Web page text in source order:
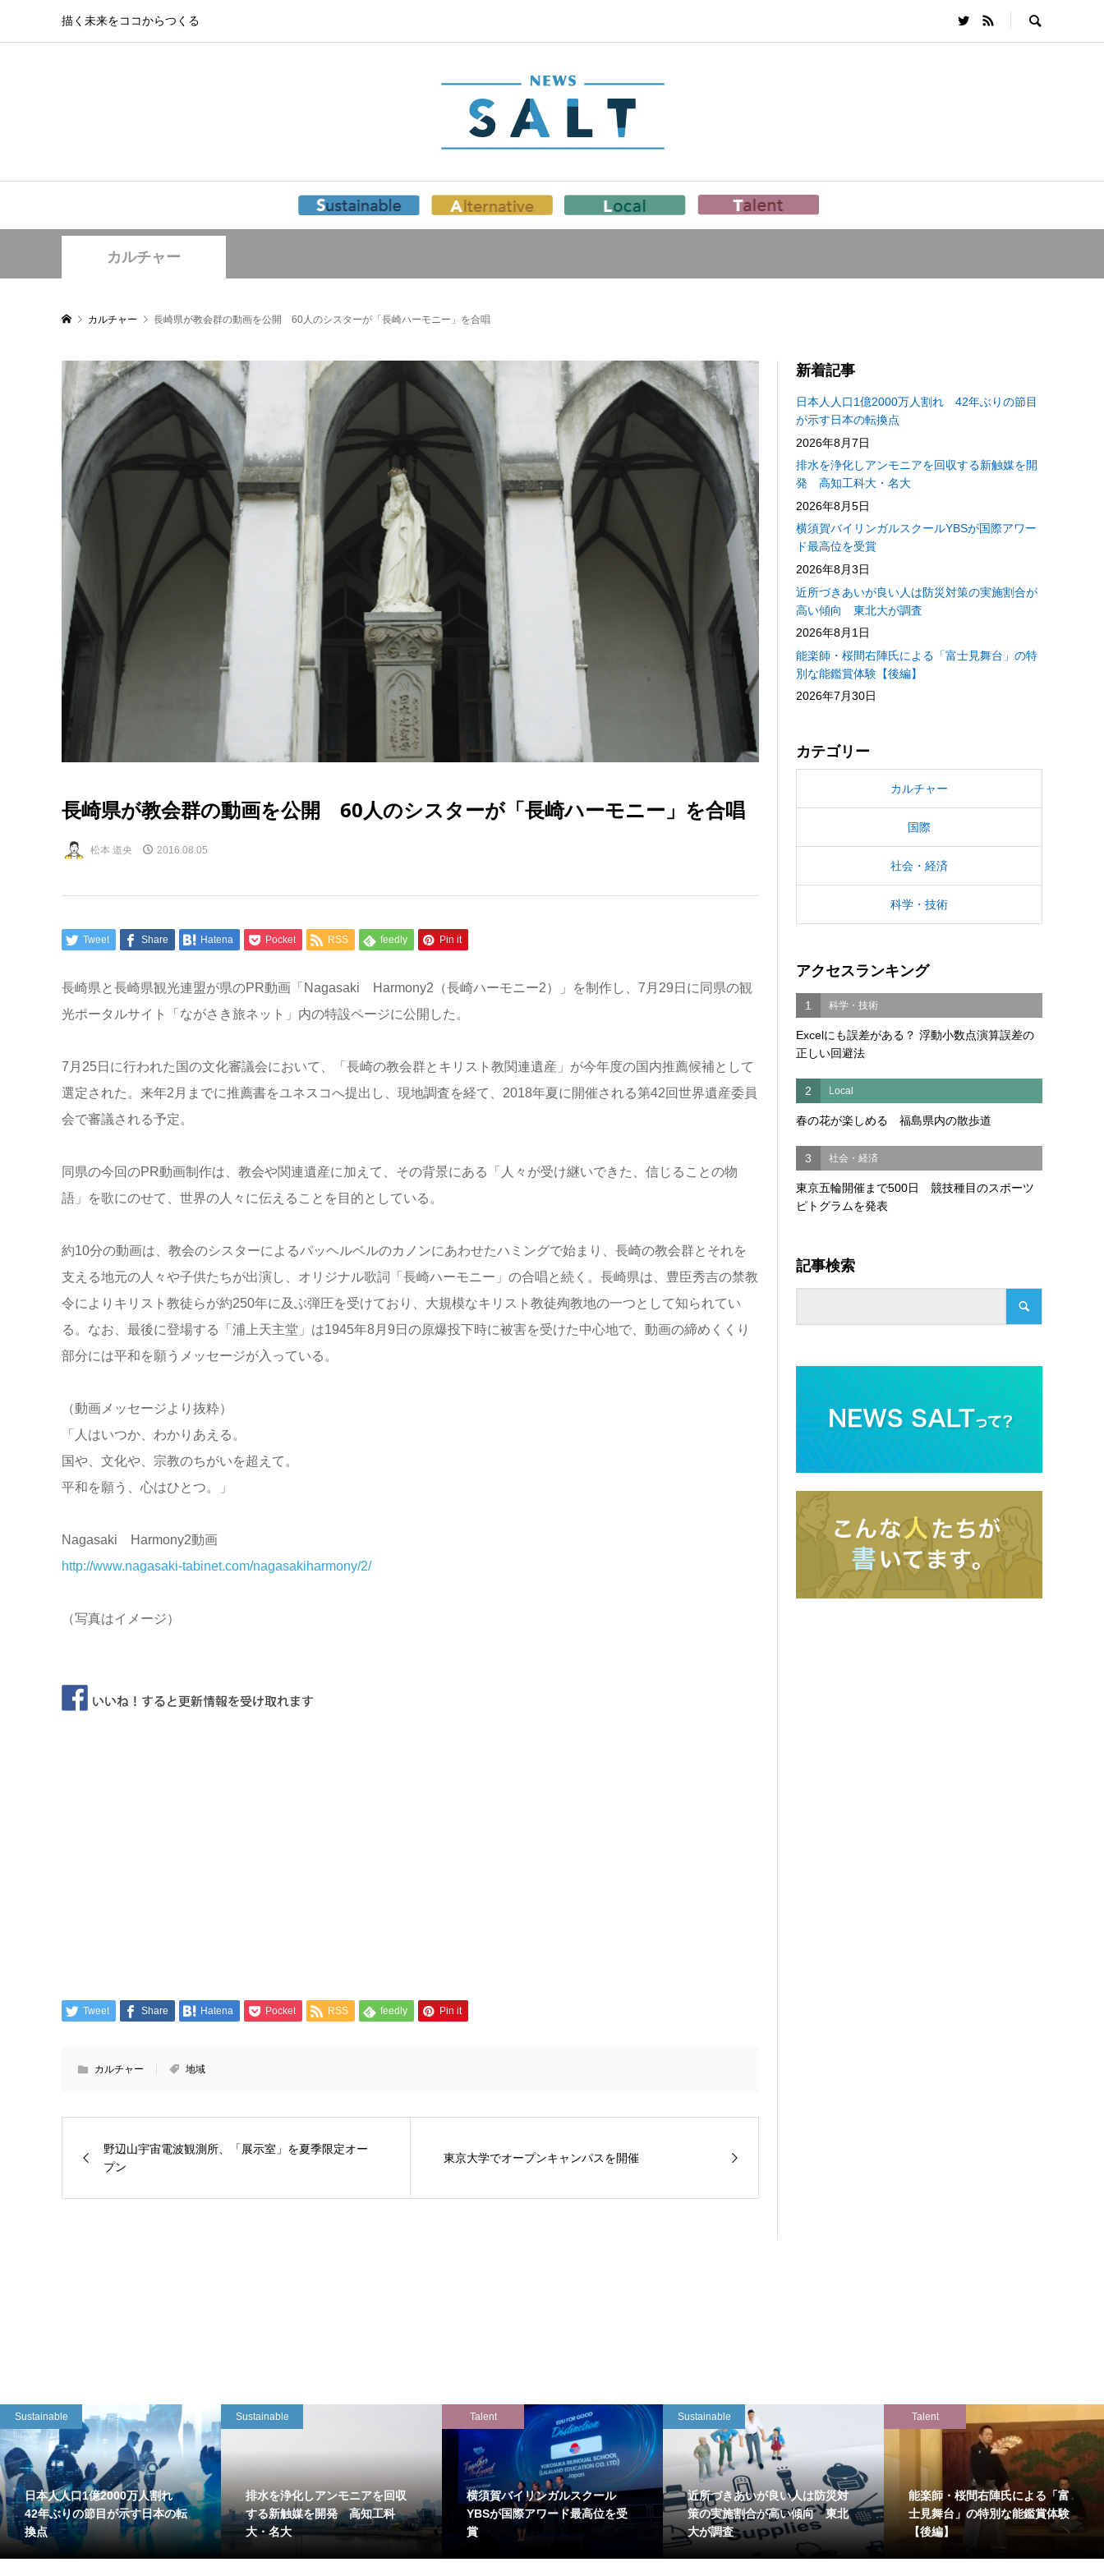
描く未来をココからつくる
カルチャー
カルチャー 長崎県が教会群の動画を公開 60人のシスターが「長崎ハーモニー」を合唱
長崎県が教会群の動画を公開 60人のシスターが「長崎ハーモニー」を合唱
松本 道央 2016.08.05
Tweet Share Hatena Pocket RSS feedly Pin it
長崎県と長崎県観光連盟が県のPR動画「Nagasaki Harmony2（長崎ハーモニー2）」を制作し、7月29日に同県の観
光ポータルサイト「ながさき旅ネット」内の特設ページに公開した。
7月25日に行われた国の文化審議会において、「長崎の教会群とキリスト教関連遺産」が今年度の国内推薦候補として
選定された。来年2月までに推薦書をユネスコへ提出し、現地調査を経て、2018年夏に開催される第42回世界遺産委員
会で審議される予定。
同県の今回のPR動画制作は、教会や関連遺産に加えて、その背景にある「人々が受け継いできた、信じることの物
語」を歌にのせて、世界の人々に伝えることを目的としている。
約10分の動画は、教会のシスターによるパッヘルベルのカノンにあわせたハミングで始まり、長崎の教会群とそれを
支える地元の人々や子供たちが出演し、オリジナル歌詞「長崎ハーモニー」の合唱と続く。長崎県は、豊臣秀吉の禁教
令によりキリスト教徒らが約250年に及ぶ弾圧を受けており、大規模なキリスト教徒殉教地の一つとして知られてい
る。なお、最後に登場する「浦上天主堂」は1945年8月9日の原爆投下時に被害を受けた中心地で、動画の締めくくり
部分には平和を願うメッセージが入っている。
（動画メッセージより抜粋）
「人はいつか、わかりあえる。
国や、文化や、宗教のちがいを超えて。
平和を願う、心はひとつ。」
Nagasaki Harmony2動画
http://www.nagasaki-tabinet.com/nagasakiharmony/2/
（写真はイメージ）
Tweet Share Hatena Pocket RSS feedly Pin it
カルチャー 地域
野辺山宇宙電波観測所、「展示室」を夏季限定オー
プン
東京大学でオープンキャンパスを開催
新着記事
日本人人口1億2000万人割れ 42年ぶりの節目
が示す日本の転換点
2026年8月7日
排水を浄化しアンモニアを回収する新触媒を開
発 高知工科大・名大
2026年8月5日
横須賀バイリンガルスクールYBSが国際アワー
ド最高位を受賞
2026年8月3日
近所づきあいが良い人は防災対策の実施割合が
高い傾向 東北大が調査
2026年8月1日
能楽師・桜間右陣氏による「富士見舞台」の特
別な能鑑賞体験【後編】
2026年7月30日
カテゴリー
カルチャー
国際
社会・経済
科学・技術
アクセスランキング
1 科学・技術
Excelにも誤差がある？ 浮動小数点演算誤差の
正しい回避法
2 Local
春の花が楽しめる 福島県内の散歩道
3 社会・経済
東京五輪開催まで500日 競技種目のスポーツ
ピトグラムを発表
記事検索
Sustainable
日本人人口1億2000万人割れ
42年ぶりの節目が示す日本の転
換点
Sustainable
排水を浄化しアンモニアを回収
する新触媒を開発 高知工科
大・名大
Talent
横須賀バイリンガルスクール
YBSが国際アワード最高位を受
賞
Sustainable
近所づきあいが良い人は防災対
策の実施割合が高い傾向 東北
大が調査
Talent
能楽師・桜間右陣氏による「富
士見舞台」の特別な能鑑賞体験
【後編】